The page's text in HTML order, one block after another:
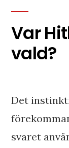
Var
vald?
Det
svaret